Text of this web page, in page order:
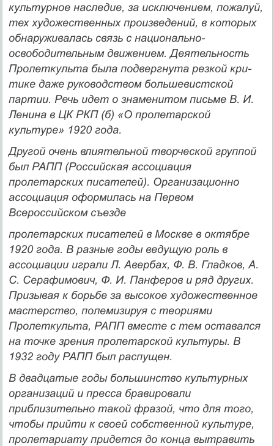
культурное наследие, за исключением, пожалуй,
тех художественных произведений, в кото­рых
обнаруживалась связь с национально-
освободительным дви­жением. Деятельность
Пролеткульта была подвергнута резкой кри­
тике даже руководством большевистской
партии. Речь идет о знаме­нитом письме В. И.
Ленина в ЦК РКП (б) «О пролетарской
культуре» 1920 года.
Другой очень влиятельной творческой группой
был РАПП (Российская ассоциация
пролетарских писателей). Организаци­онно
ассоциация оформилась на Первом
Всероссийском съезде
пролетарских писателей в Москве в октябре
1920 года. В разные годы ведущую роль в
ассоциации играли Л. Авербах, Ф. В. Глад­ков, А.
С. Серафимович, Ф. И. Панферов и ряд других.
Призывая к борьбе за высокое художественное
мастерство, полемизируя с те­ориями
Пролеткульта, РАПП вместе с тем оставался
на точке зре­ния пролетарской культуры. В
1932 году РАПП был распущен.
В двадцатые годы большинство культурных
организаций и пресса бравировали
приблизительно такой фразой, что для того,
что­бы прийти к своей собственной культуре,
пролетариату придется до конца вытравить